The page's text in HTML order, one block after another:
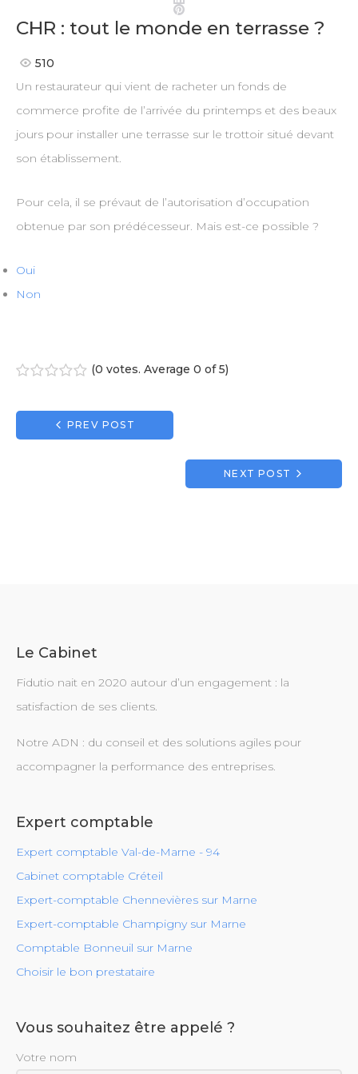
Pinterest
CHR : tout le monde en terrasse ?
510
Un restaurateur qui vient de racheter un fonds de
commerce profite de l’arrivée du printemps et des beaux
jours pour installer une terrasse sur le trottoir situé devant
son établissement.
Pour cela, il se prévaut de l’autorisation d’occupation
obtenue par son prédécesseur. Mais est-ce possible ?
Oui
Non
(0 votes. Average 0 of 5)
Navigation
de
PREV POST
NEXT POST
Le Cabinet
Fidutio nait en 2020 autour d’un engagement : la
satisfaction de ses clients.
Notre ADN : du conseil et des solutions agiles pour
accompagner la performance des entreprises.
Expert comptable
Expert comptable Val-de-Marne - 94
Cabinet comptable Créteil
Expert-comptable Chennevières sur Marne
Expert-comptable Champigny sur Marne
Comptable Bonneuil sur Marne
Choisir le bon prestataire
Vous souhaitez être appelé ?
Votre nom